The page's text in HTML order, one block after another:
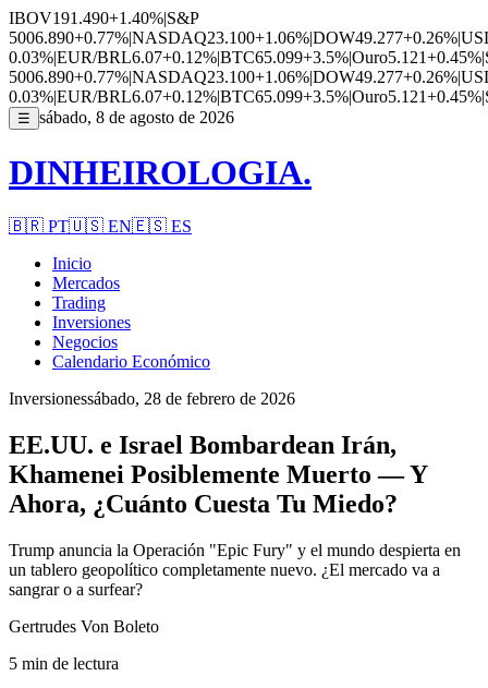
IBOV191.490+1.40%|S&P
5006.890+0.77%|NASDAQ23.100+1.06%|DOW49.277+0.26%|
0.03%|EUR/BRL6.07+0.12%|BTC65.099+3.5%|Ouro5.121+0.45%|
5006.890+0.77%|NASDAQ23.100+1.06%|DOW49.277+0.26%|
0.03%|EUR/BRL6.07+0.12%|BTC65.099+3.5%|Ouro5.121+0.45%|
☰ sábado, 8 de agosto de 2026
DINHEIROLOGIA.
🇧🇷 PT🇺🇸 EN🇪🇸 ES
Inicio
Mercados
Trading
Inversiones
Negocios
Calendario Económico
Inversionessábado, 28 de febrero de 2026
EE.UU. e Israel Bombardean Irán,
Khamenei Posiblemente Muerto — Y
Ahora, ¿Cuánto Cuesta Tu Miedo?
Trump anuncia la Operación "Epic Fury" y el mundo despierta en
un tablero geopolítico completamente nuevo. ¿El mercado va a
sangrar o a surfear?
Gertrudes Von Boleto
5 min de lectura